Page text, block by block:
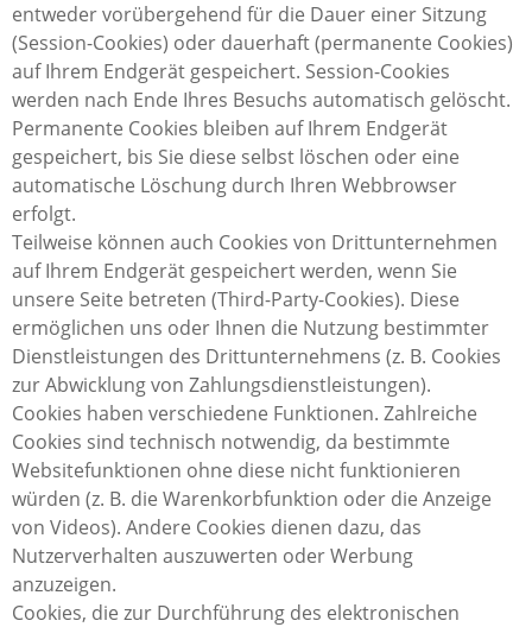
entweder vorübergehend für die Dauer einer Sitzung
(Session-Cookies) oder dauerhaft (permanente Cookies)
auf Ihrem Endgerät gespeichert. Session-Cookies
werden nach Ende Ihres Besuchs automatisch gelöscht.
Permanente Cookies bleiben auf Ihrem Endgerät
gespeichert, bis Sie diese selbst löschen oder eine
automatische Löschung durch Ihren Webbrowser
erfolgt.
Teilweise können auch Cookies von Drittunternehmen
auf Ihrem Endgerät gespeichert werden, wenn Sie
unsere Seite betreten (Third-Party-Cookies). Diese
ermöglichen uns oder Ihnen die Nutzung bestimmter
Dienstleistungen des Drittunternehmens (z. B. Cookies
zur Abwicklung von Zahlungsdienstleistungen).
Cookies haben verschiedene Funktionen. Zahlreiche
Cookies sind technisch notwendig, da bestimmte
Websitefunktionen ohne diese nicht funktionieren
würden (z. B. die Warenkorbfunktion oder die Anzeige
von Videos). Andere Cookies dienen dazu, das
Nutzerverhalten auszuwerten oder Werbung
anzuzeigen.
Cookies, die zur Durchführung des elektronischen